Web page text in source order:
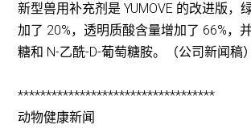
新型兽用补充剂是 YUMOVE 的改进版，
加了 20%，透明质酸含量增加了 66%，
糖和 N-乙酰-D-葡萄糖胺。（公司新闻稿）
***********************************
动物健康新闻